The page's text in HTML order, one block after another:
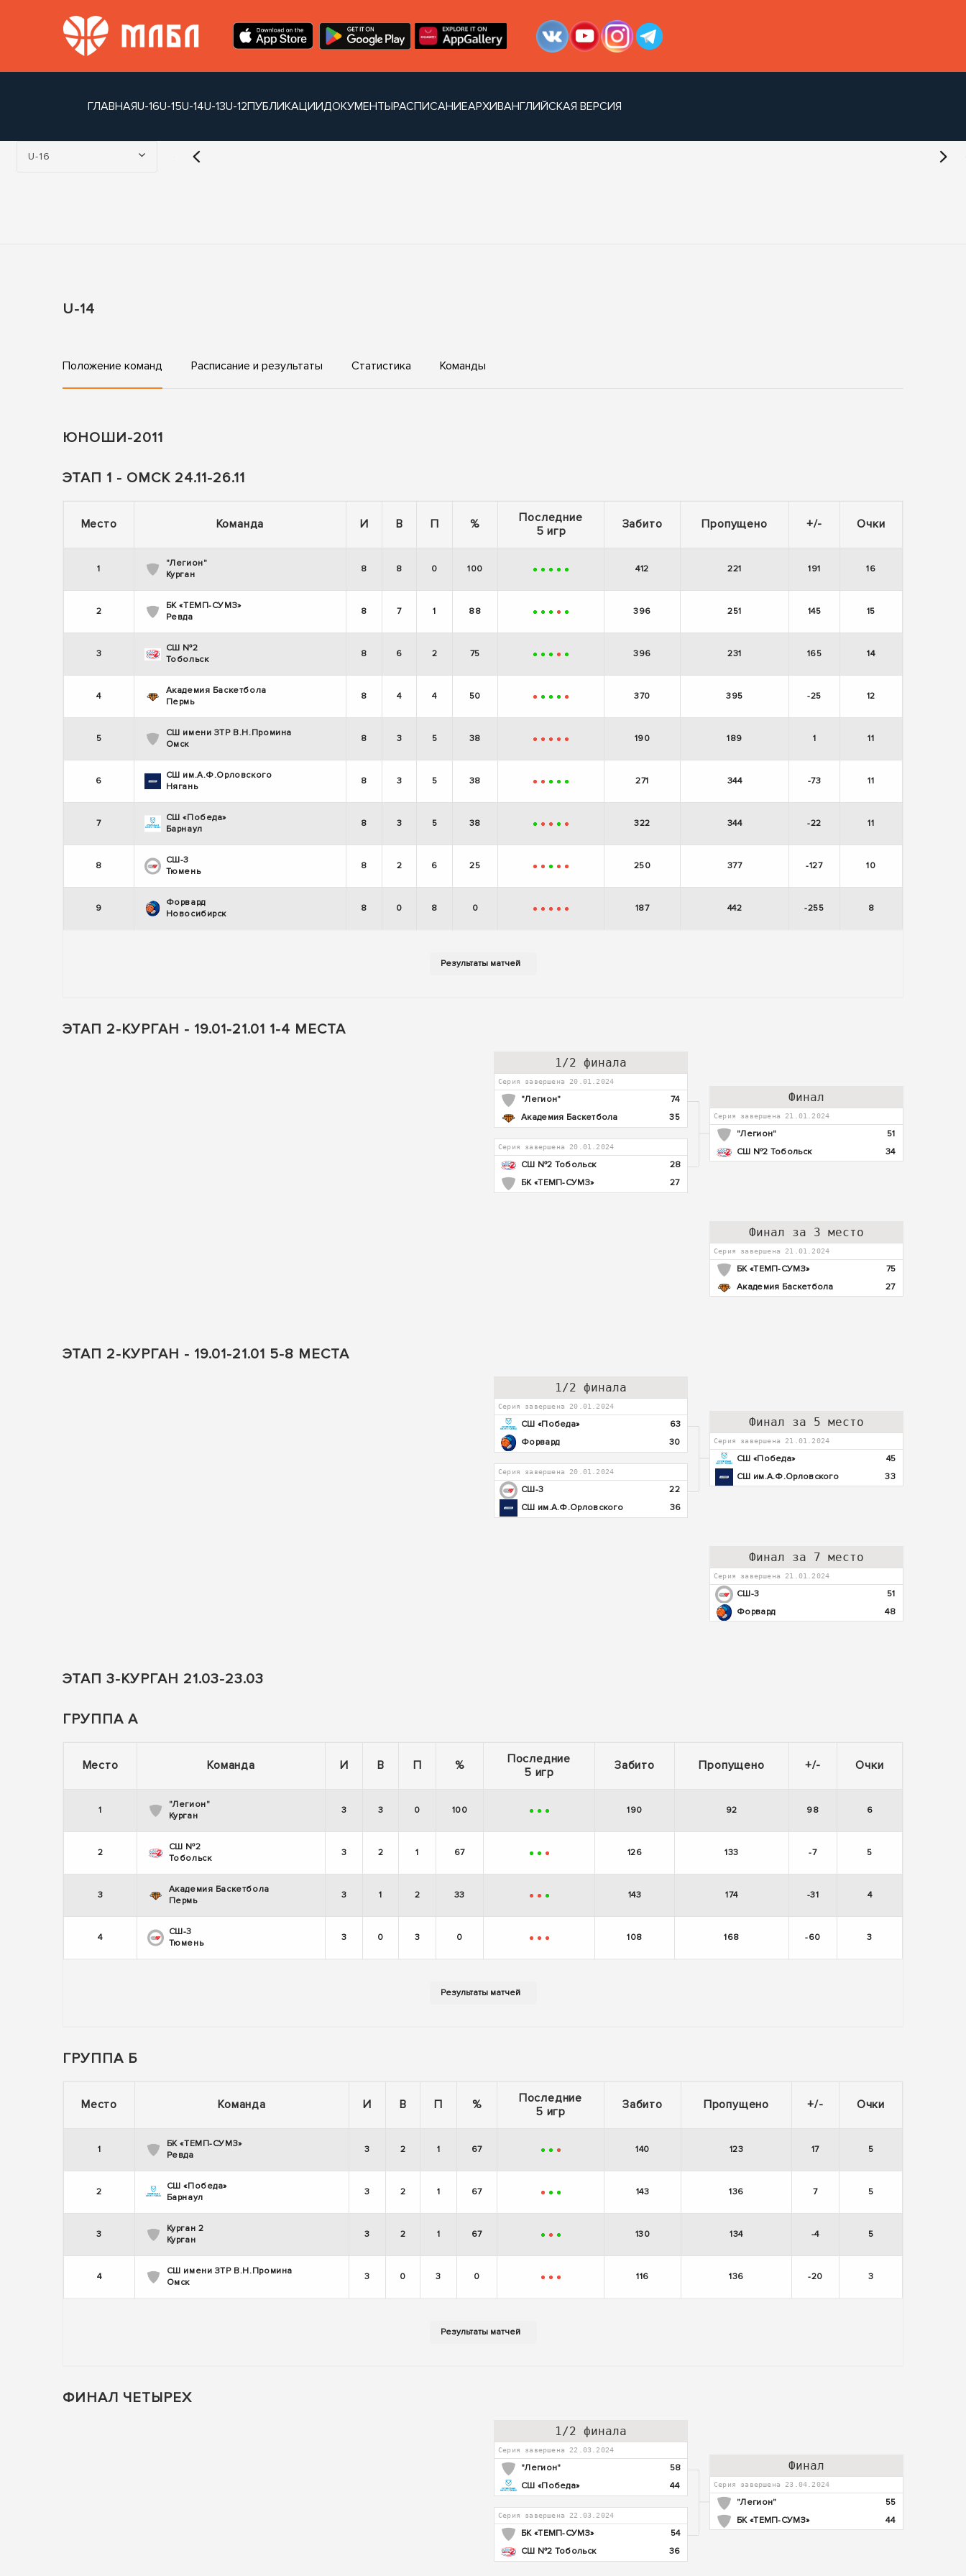
ГЛАВНАЯU-16U-15U-14U-13U-12ПУБЛИКАЦИИДОКУМЕНТЫРАСПИСАНИЕАРХИВАНГЛИЙСКАЯ ВЕРСИЯ
Турнир:
U-16
U-14
Положение команд Расписание и результаты Статистика Команды
ЮНОШИ-2011
ЭТАП 1 - ОМСК 24.11-26.11
Место Команда И В П %
Последние
5 игр
Забито Пропущено +/- Очки
1
"Легион"
Курган
8 8 0 100 + + + + + 412 221 191 16
2
БК «ТЕМП-СУМЗ»
Ревда
8 7 1 88 + + + - + 396 251 145 15
3
СШ №2
Тобольск
8 6 2 75 + + + - + 396 231 165 14
4
Академия Баскетбола
Пермь
8 4 4 50 - + + + - 370 395 -25 12
5
СШ имени ЗТР В.Н.Промина
Омск
8 3 5 38 - - - - - 190 189 1 11
6
СШ им.А.Ф.Орловского
Нягань
8 3 5 38 - - + + + 271 344 -73 11
7
СШ «Победа»
Барнаул
8 3 5 38 + - - + - 322 344 -22 11
8
СШ-3
Тюмень
8 2 6 25 - - + - - 250 377 -127 10
9
Форвард
Новосибирск
8 0 8 0 - - - - - 187 442 -255 8
ЭТАП 2-КУРГАН - 19.01-21.01 1-4 МЕСТА
1/2 финала
Серия завершена 20.01.2024
"Легион"
74
Академия Баскетбола
35
Серия завершена 20.01.2024
СШ №2 Тобольск
28
БК «ТЕМП-СУМЗ»
27
Финал
Серия завершена 21.01.2024
"Легион"
51
СШ №2 Тобольск
34
Финал за 3 место
Серия завершена 21.01.2024
БК «ТЕМП-СУМЗ»
75
Академия Баскетбола
27
ЭТАП 2-КУРГАН - 19.01-21.01 5-8 МЕСТА
1/2 финала
Серия завершена 20.01.2024
СШ «Победа»
63
Форвард
30
Серия завершена 20.01.2024
СШ-3
22
СШ им.А.Ф.Орловского
36
Финал за 5 место
Серия завершена 21.01.2024
СШ «Победа»
45
СШ им.А.Ф.Орловского
33
Финал за 7 место
Серия завершена 21.01.2024
СШ-3
51
Форвард
48
ЭТАП 3-КУРГАН 21.03-23.03
ГРУППА А
Место Команда И В П %
Последние
5 игр
Забито Пропущено +/- Очки
1
"Легион"
Курган
3 3 0 100 + + + 190 92 98 6
2
СШ №2
Тобольск
3 2 1 67 + + - 126 133 -7 5
3
Академия Баскетбола
Пермь
3 1 2 33 - - + 143 174 -31 4
4
СШ-3
Тюмень
3 0 3 0 - - - 108 168 -60 3
ГРУППА Б
Место Команда И В П %
Последние
5 игр
Забито Пропущено +/- Очки
1
БК «ТЕМП-СУМЗ»
Ревда
3 2 1 67 + + - 140 123 17 5
2
СШ «Победа»
Барнаул
3 2 1 67 - + + 143 136 7 5
3
Курган 2
Курган
3 2 1 67 + - + 130 134 -4 5
4
СШ имени ЗТР В.Н.Промина
Омск
3 0 3 0 - - - 116 136 -20 3
ФИНАЛ ЧЕТЫРЕХ
1/2 финала
Серия завершена 22.03.2024
"Легион"
58
СШ «Победа»
44
Серия завершена 22.03.2024
БК «ТЕМП-СУМЗ»
54
СШ №2 Тобольск
36
Финал
Серия завершена 23.04.2024
"Легион"
55
БК «ТЕМП-СУМЗ»
44